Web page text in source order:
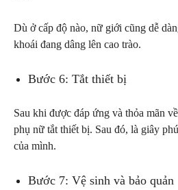
Dù ở cấp độ nào, nữ giới cũng dễ
khoái đang dâng lên cao trào.
Bước 6: Tắt thiết bị
Sau khi được đáp ứng và thỏa mãn
phụ nữ tắt thiết bị. Sau đó, là giây
của mình.
Bước 7: Vệ sinh và bảo quản